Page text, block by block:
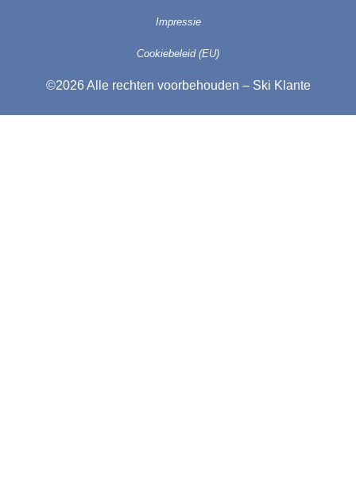
©2026 Alle rechten voorbehouden – Ski Klante
Impressie
Cookiebeleid (EU)